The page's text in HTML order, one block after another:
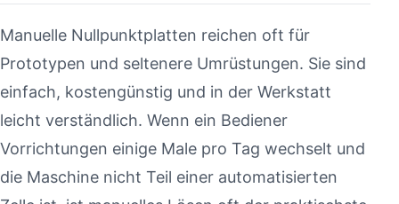
Manuelle Nullpunktplatten reichen oft für
Prototypen und seltenere Umrüstungen. Sie sind
einfach, kostengünstig und in der Werkstatt
leicht verständlich. Wenn ein Bediener
Vorrichtungen einige Male pro Tag wechselt und
die Maschine nicht Teil einer automatisierten